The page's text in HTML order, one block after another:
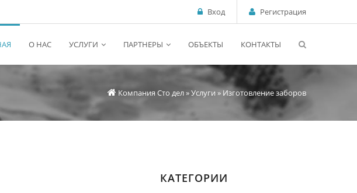
Вход Регистрация
О НАС УСЛУГИ ПАРТНЕРЫ ОБЪЕКТЫ КОНТАКТЫ
Компания Сто дел»Услуги » Изготовление заборов
КАТЕГОРИИ